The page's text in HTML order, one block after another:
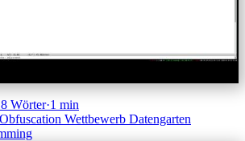
Wörter·1 min
Obfuscation Wettbewerb Datengarten